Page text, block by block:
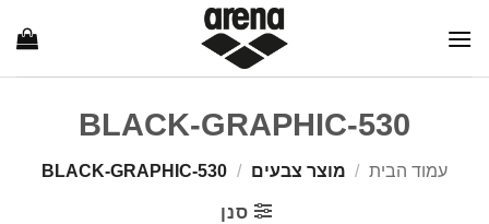
BLACK-GRAPHIC-530
עמוד הבית / מוצר צבעים /
BLACK-GRAPHIC-530
סנן